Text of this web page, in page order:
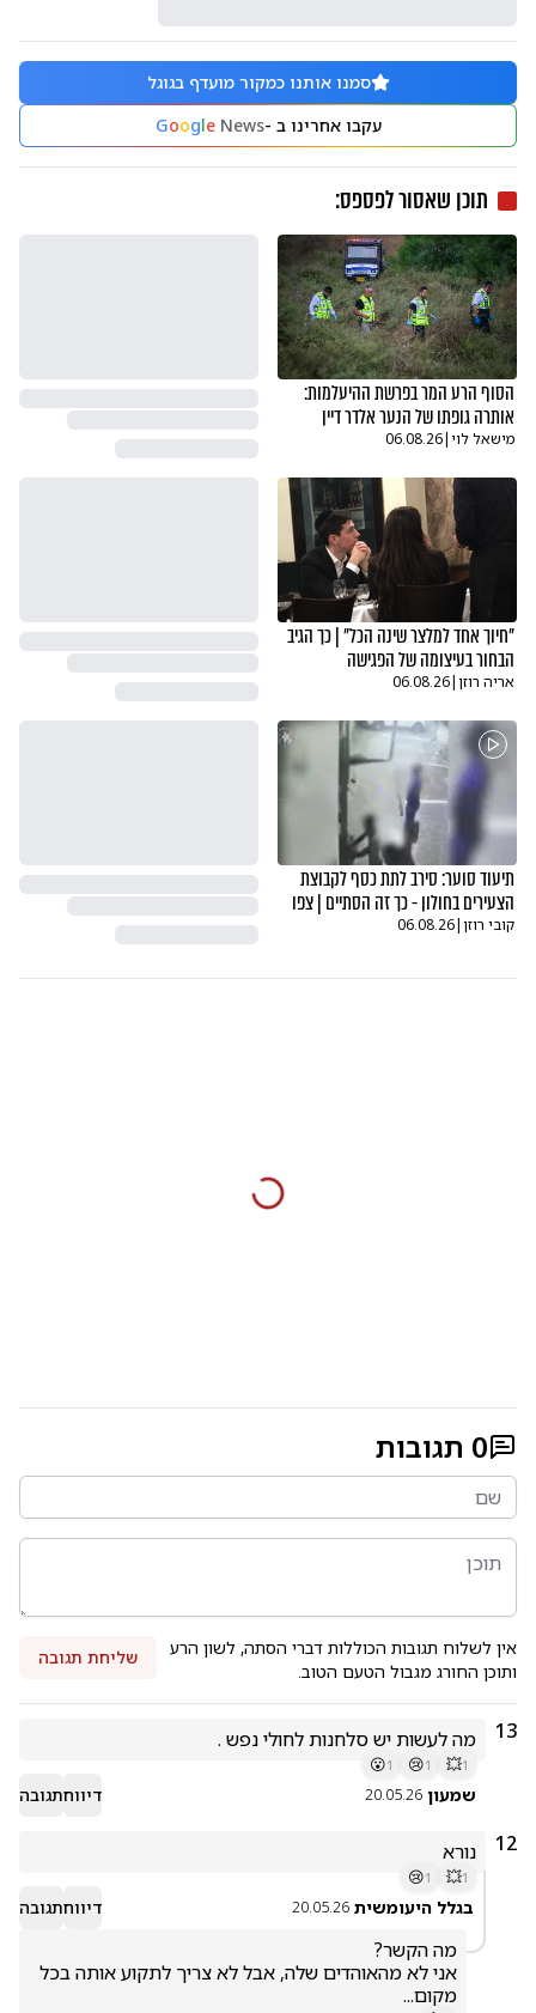
סמנו אותנו כמקור מועדף בגוגל
עקבו אחרינו ב -
GoogleNews
תוכן שאסור לפספס:
הסוף הרע המר בפרשת ההיעלמות:
אותרה גופתו של הנער אלדר דיין
מישאל לוי|
06.08.26
"חיוך אחד למלצר שינה הכל" | כך הגיב
הבחור בעיצומה של הפגישה
אריה רוזן|
06.08.26
תיעוד סוער: סירב לתת כסף לקבוצת
הצעירים בחולון - כך זה הסתיים | צפו
קובי רוזן|
06.08.26
0 תגובות
אין לשלוח תגובות הכוללות דברי הסתה, לשון הרע
ותוכן החורג מגבול הטעם הטוב.
שליחת תגובה
13 מה לעשות יש סלחנות לחולי נפש .
😮1 😢1 💥1
שמעון 20.05.26 דיווחתגובה
12 נורא
😢1 💥1
בגלל היעומשית 20.05.26 דיווחתגובה
מקום...